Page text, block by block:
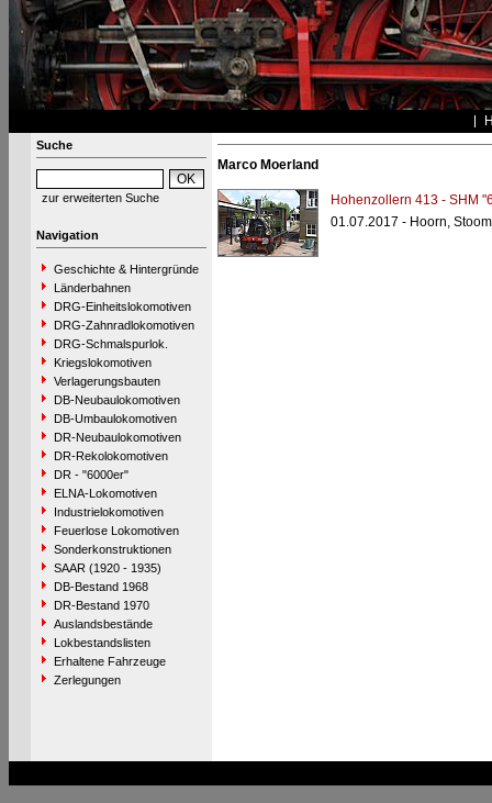
Suche
zur erweiterten Suche
Navigation
Geschichte & Hintergründe
Länderbahnen
DRG-Einheitslokomotiven
DRG-Zahnradlokomotiven
DRG-Schmalspurlok.
Kriegslokomotiven
Verlagerungsbauten
DB-Neubaulokomotiven
DB-Umbaulokomotiven
DR-Neubaulokomotiven
DR-Rekolokomotiven
DR - "6000er"
ELNA-Lokomotiven
Industrielokomotiven
Feuerlose Lokomotiven
Sonderkonstruktionen
SAAR (1920 - 1935)
DB-Bestand 1968
DR-Bestand 1970
Auslandsbestände
Lokbestandslisten
Erhaltene Fahrzeuge
Zerlegungen
Marco Moerland
Hohenzollern 413 - SHM
01.07.2017 - Hoorn,